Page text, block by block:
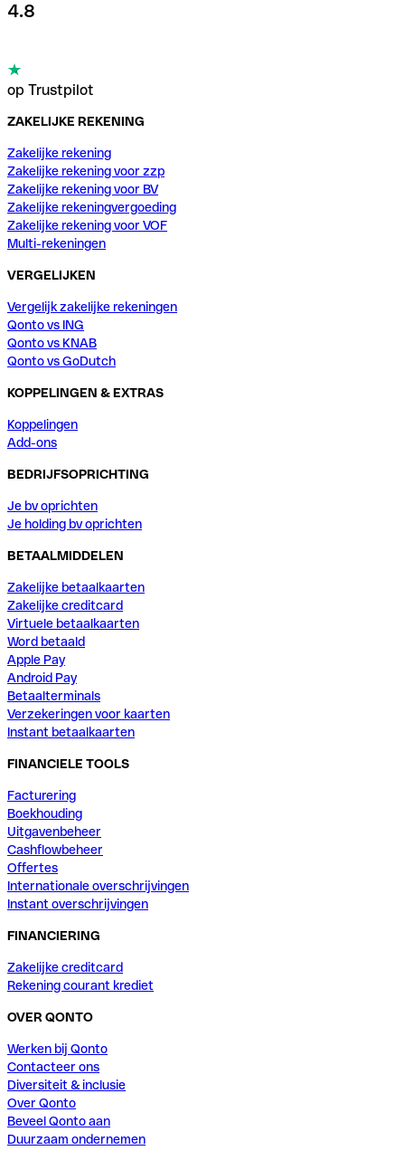
4.8
op Trustpilot
ZAKELIJKE REKENING
Zakelijke rekening
Zakelijke rekening voor zzp
Zakelijke rekening voor BV
Zakelijke rekeningvergoeding
Zakelijke rekening voor VOF
Multi-rekeningen
VERGELIJKEN
Vergelijk zakelijke rekeningen
Qonto vs ING
Qonto vs KNAB
Qonto vs GoDutch
KOPPELINGEN & EXTRAS
Koppelingen
Add-ons
BEDRIJFSOPRICHTING
Je bv oprichten
Je holding bv oprichten
BETAALMIDDELEN
Zakelijke betaalkaarten
Zakelijke creditcard
Virtuele betaalkaarten
Word betaald
Apple Pay
Android Pay
Betaalterminals
Verzekeringen voor kaarten
Instant betaalkaarten
FINANCIELE TOOLS
Facturering
Boekhouding
Uitgavenbeheer
Cashflowbeheer
Offertes
Internationale overschrijvingen
Instant overschrijvingen
FINANCIERING
Zakelijke creditcard
Rekening courant krediet
OVER QONTO
Werken bij Qonto
Contacteer ons
Diversiteit & inclusie
Over Qonto
Beveel Qonto aan
Duurzaam ondernemen